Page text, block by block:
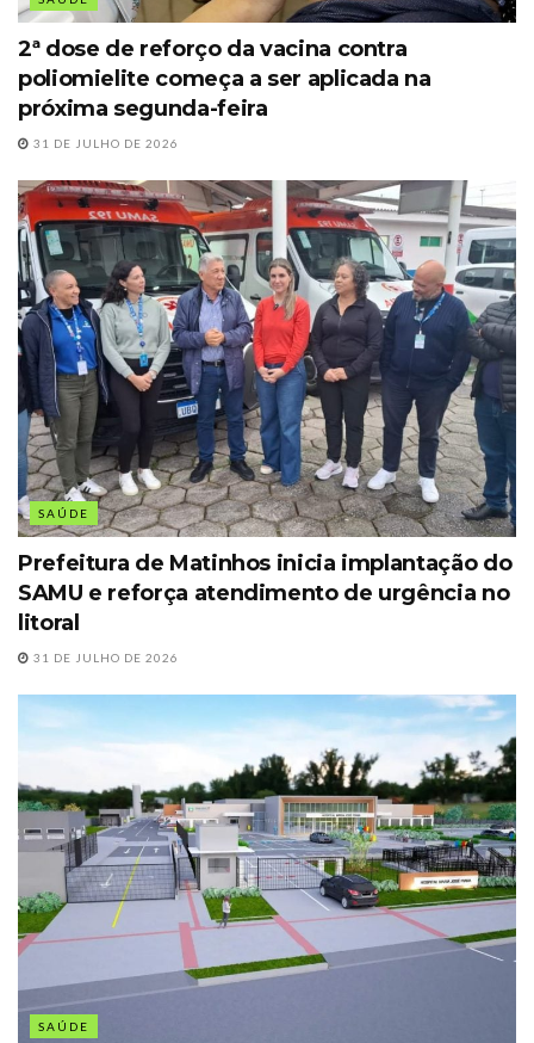
2ª dose de reforço da vacina contra
poliomielite começa a ser aplicada na
próxima segunda-feira
31 DE JULHO DE 2026
SAÚDE
Prefeitura de Matinhos inicia implantação do
SAMU e reforça atendimento de urgência no
litoral
31 DE JULHO DE 2026
SAÚDE